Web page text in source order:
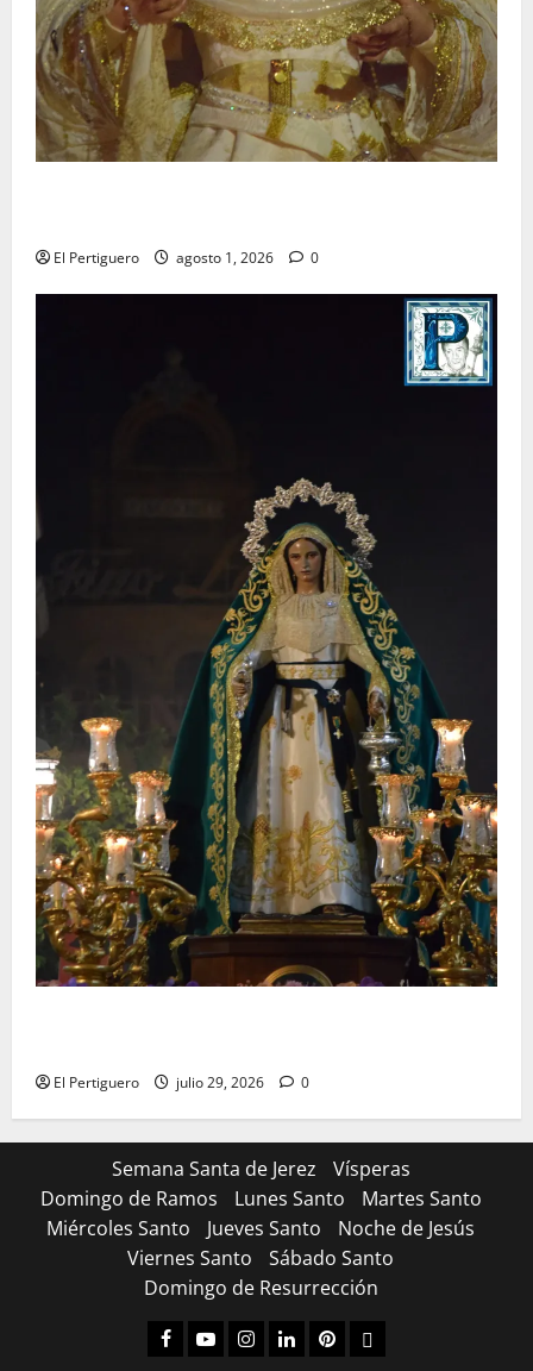
El Pertiguero agosto 1, 2026 0
El Pertiguero julio 29, 2026 0
Semana Santa de Jerez
Vísperas
Domingo de Ramos
Lunes Santo
Martes Santo
Miércoles Santo
Jueves Santo
Noche de Jesús
Viernes Santo
Sábado Santo
Domingo de Resurrección
Facebook
YoutubeInstagram
LinkedPinterestDribbble